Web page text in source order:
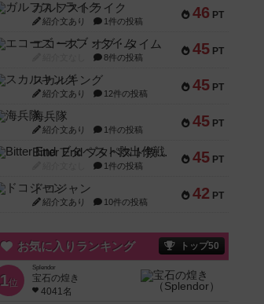
46 PT
ガルフストライク
紹介文あり 1件の投稿
45 PT
エコーズ・オブ・タイム
8件の投稿
45 PT
スカルキング
紹介文あり 12件の投稿
45 PT
海兵隊
紹介文あり 1件の投稿
45 PT
Bitter End ブタペスト救出作戦
1件の投稿
42 PT
ドコジャン
紹介文あり 10件の投稿
お気に入りランキング トップ50
1位
Splendor
宝石の煌き
4041名